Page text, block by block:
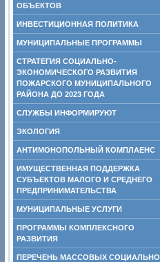
ОБЪЕКТОВ
ИНВЕСТИЦИОННАЯ ПОЛИТИКА
МУНИЦИПАЛЬНЫЕ ПРОГРАММЫ
СТРАТЕГИЯ СОЦИАЛЬНО-
ЭКОНОМИЧЕСКОГО РАЗВИТИЯ
ПОЖАРСКОГО МУНИЦИПАЛЬНОГО
РАЙОНА ДО 2023 ГОДА
СЛУЖБЫ ИНФОРМИРУЮТ
ЭКОЛОГИЯ
АНТИМОНОПОЛЬНЫЙ КОМПЛАЕНС
ИМУЩЕСТВЕННАЯ ПОДДЕРЖКА
СУБЪЕКТОВ МАЛОГО И СРЕДНЕГО
ПРЕДПРИНИМАТЕЛЬСТВА
МУНИЦИПАЛЬНЫЕ УСЛУГИ
ПРОГРАММЫ КОМПЛЕКСНОГО
РАЗВИТИЯ
ПЕРЕЧЕНЬ МАССОВЫХ СОЦИАЛЬНО